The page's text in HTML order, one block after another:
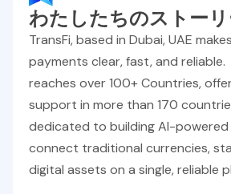
わたしたちのストー
TransFi, based in Dubai, UAE
payments clear, fast, and
reaches over 100+ Countries,
support in more than 170
dedicated to building AI-
connect traditional currencies,
digital assets on a single, reliable